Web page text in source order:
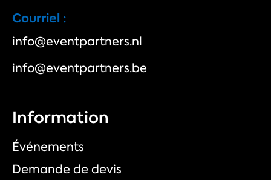
Courriel :
info@eventpartners.nl
info@eventpartners.be
Information
Événements
Demande de devis